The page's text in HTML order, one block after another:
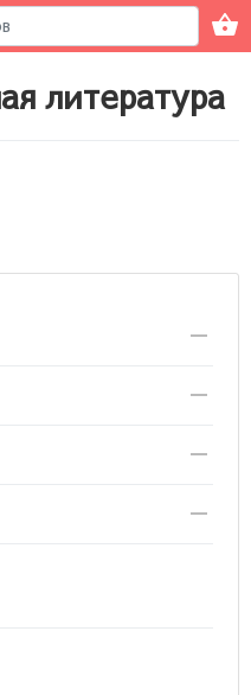
литература